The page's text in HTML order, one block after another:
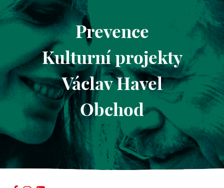
Prevence
Kulturní projekty
Václav Havel
Obchod